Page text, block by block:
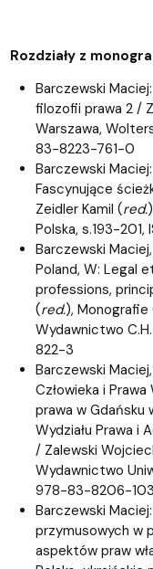
Rozdziały z
Barczewski
filozofii prawa 2 /
Warszawa,
83-8223-761-0
Barczewski
Fascynujące
Zeidler Kamil (red.
Polska, s.193-
Barczewski
Poland, W: Legal
professions,
(red.), Monografie
Wydawnictwo
822-3
Barczewski
Człowieka i
prawa w Gdańsku
Wydziału Prawa i
/ Zalewski
Wydawnictwo
978-83-8206-
Barczewski
przymusowych w
aspektów praw